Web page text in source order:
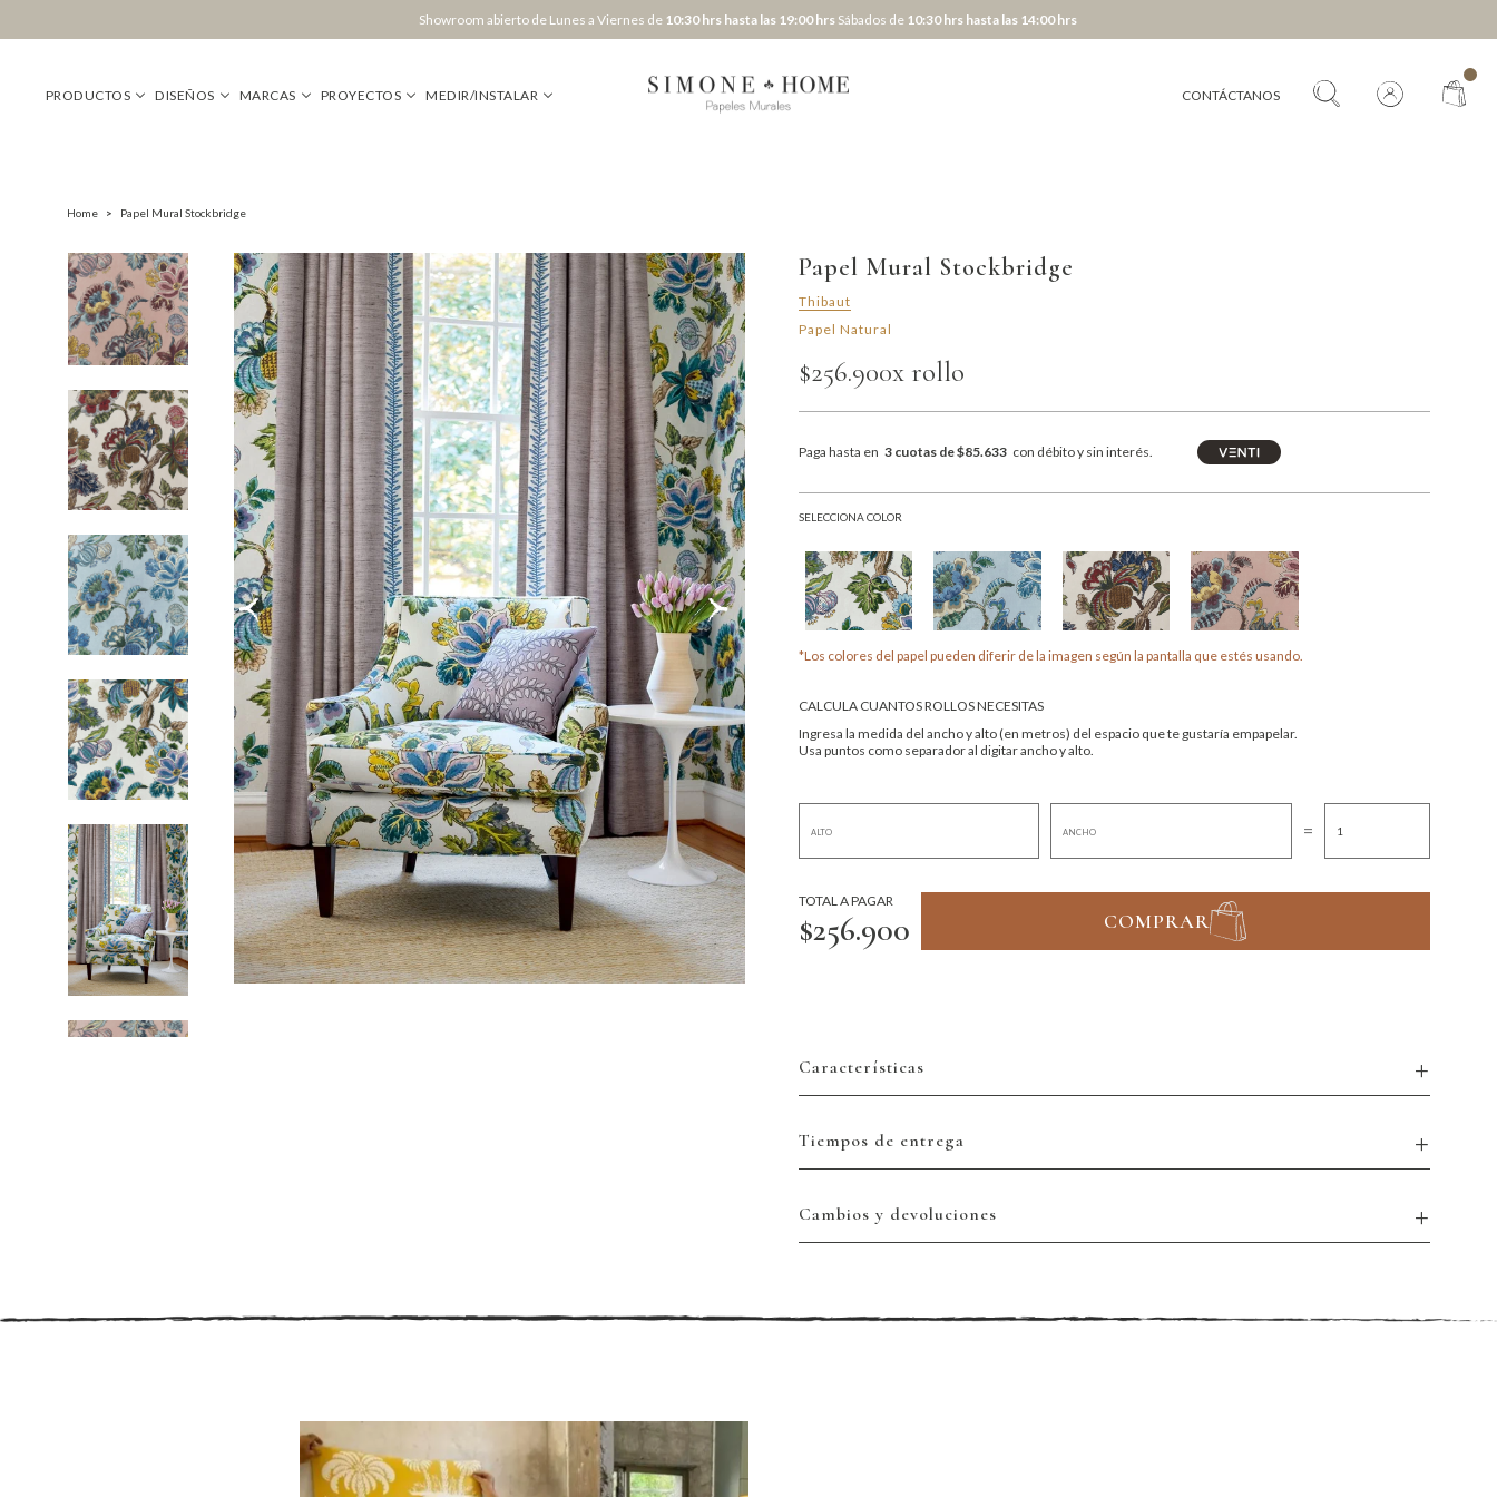
Showroom abierto de Lunes a Viernes de 10:30 hrs hasta las 19:00 hrs Sábados de 10:30 hrs hasta las 14:00 hrs
PRODUCTOS DISEÑOS MARCAS PROYECTOS MEDIR/INSTALAR CONTÁCTANOS
Home > Papel Mural Stockbridge
Papel Mural Stockbridge
Thibaut
Papel Natural
$256.900x rollo
Paga hasta en 3 cuotas de $85.633 con débito y sin interés.
SELECCIONA COLOR
*Los colores del papel pueden diferir de la imagen según la pantalla que estés usando.
CALCULA CUANTOS ROLLOS NECESITAS
Ingresa la medida del ancho y alto (en metros) del espacio que te gustaría empapelar.
Usa puntos como separador al digitar ancho y alto.
=
TOTAL A PAGAR
$256.900 COMPRAR
Características
Tiempos de entrega
Cambios y devoluciones